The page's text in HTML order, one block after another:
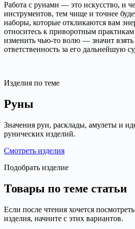
Работа с рунами — это искусство, и
инструментов, тем чище и точнее
наборы, которые откликаются вам
относитесь к приворотным
изменить чью-то волю — значит взять
ответственность за его дальнейшую
Изделия по теме
Руны
Значения рун, расклады, амулеты и
рунических изделий.
Смотреть изделия
Подобрать изделие
Товары по теме статьи
Если после чтения хочется
изделия, начните с этих вариантов.